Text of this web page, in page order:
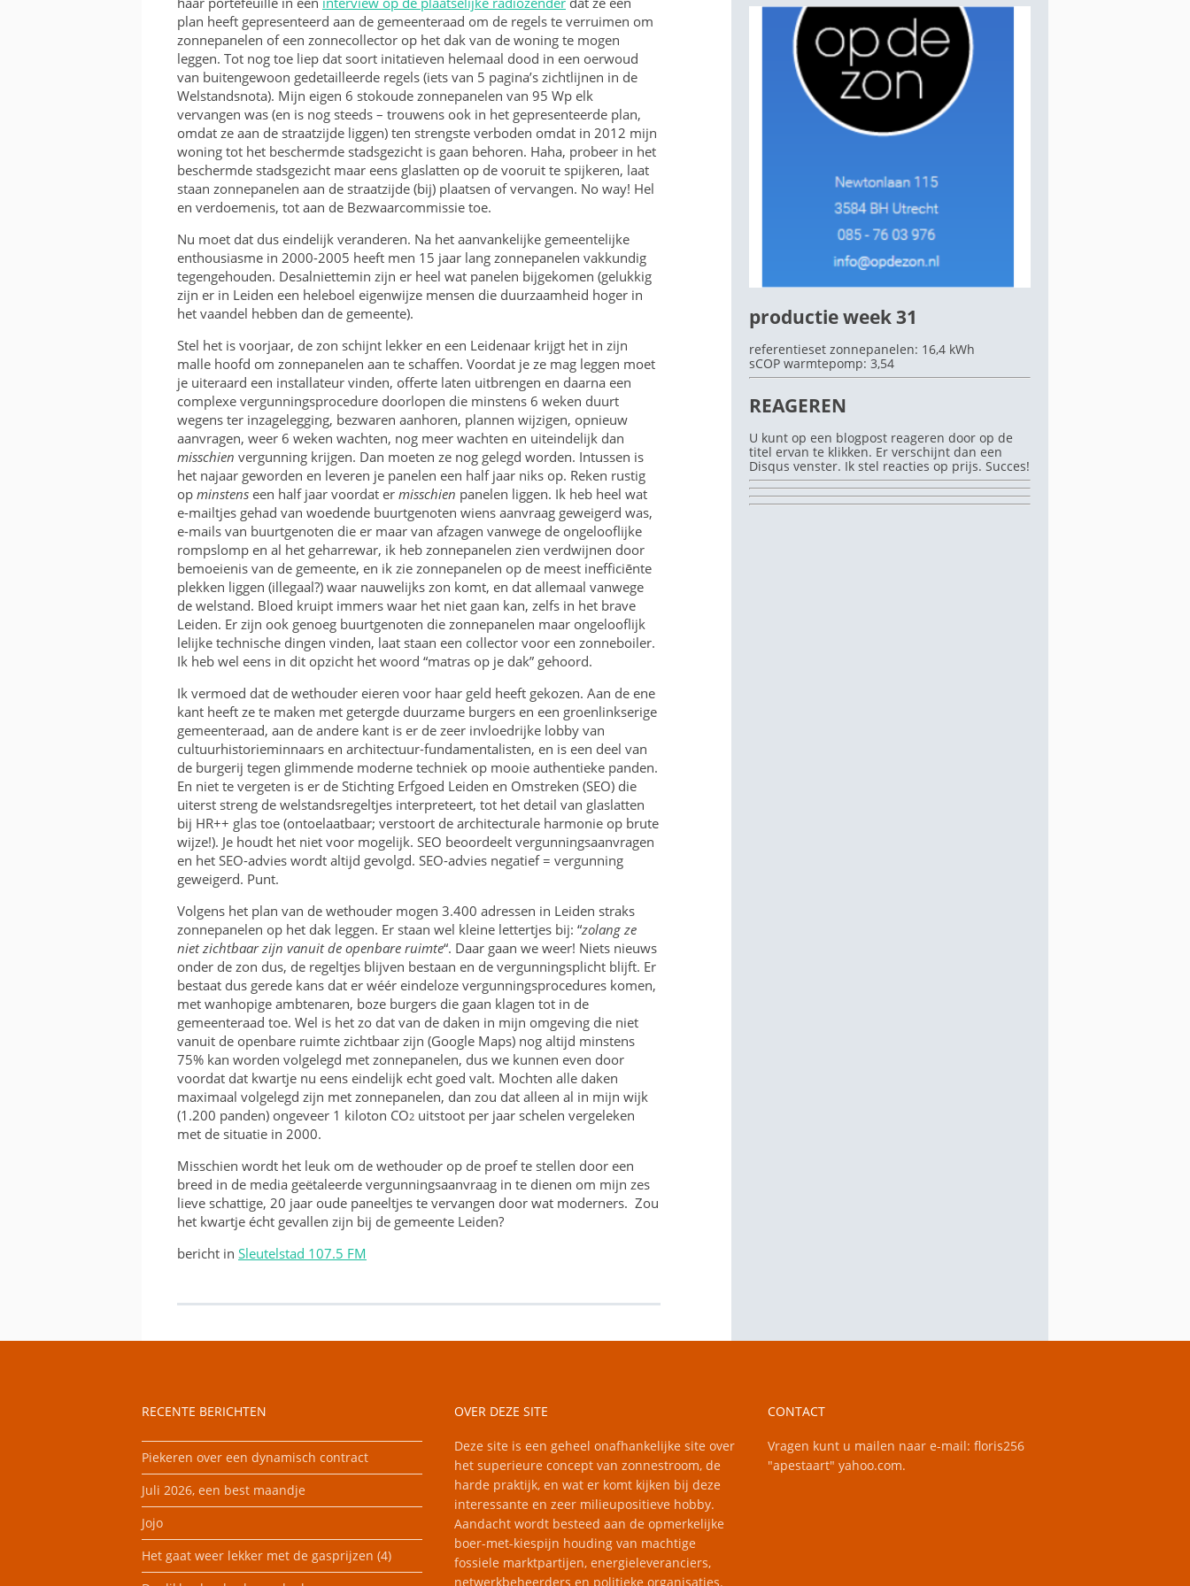
KOSTEN EN BATEN
FRAME OF BAK
RICHTING EN INVALSHOEK
TWEEDEHANDS
VERGUNNING
plan heeft gepresenteerd aan de gemeenteraad om de regels te verruimen om
zonnepanelen of een zonnecollector op het dak van de woning te mogen
leggen. Tot nog toe liep dat soort initatieven helemaal dood in een oerwoud
van buitengewoon gedetailleerde regels (iets van 5 pagina’s zichtlijnen in de
Welstandsnota). Mijn eigen 6 stokoude zonnepanelen van 95 Wp elk
vervangen was (en is nog steeds – trouwens ook in het gepresenteerde plan,
omdat ze aan de straatzijde liggen) ten strengste verboden omdat in 2012 mijn
woning tot het beschermde stadsgezicht is gaan behoren. Haha, probeer in het
beschermde stadsgezicht maar eens glaslatten op de vooruit te spijkeren, laat
staan zonnepanelen aan de straatzijde (bij) plaatsen of vervangen. No way! Hel
en verdoemenis, tot aan de Bezwaarcommissie toe.
Nu moet dat dus eindelijk veranderen. Na het aanvankelijke gemeentelijke
enthousiasme in 2000-2005 heeft men 15 jaar lang zonnepanelen vakkundig
tegengehouden. Desalniettemin zijn er heel wat panelen bijgekomen (gelukkig
zijn er in Leiden een heleboel eigenwijze mensen die duurzaamheid hoger in
het vaandel hebben dan de gemeente).
Stel het is voorjaar, de zon schijnt lekker en een Leidenaar krijgt het in zijn
malle hoofd om zonnepanelen aan te schaffen. Voordat je ze mag leggen moet
je uiteraard een installateur vinden, offerte laten uitbrengen en daarna een
complexe vergunningsprocedure doorlopen die minstens 6 weken duurt
wegens ter inzagelegging, bezwaren aanhoren, plannen wijzigen, opnieuw
aanvragen, weer 6 weken wachten, nog meer wachten en uiteindelijk dan
misschien vergunning krijgen. Dan moeten ze nog gelegd worden. Intussen is
het najaar geworden en leveren je panelen een half jaar niks op. Reken rustig
op minstens een half jaar voordat er misschien panelen liggen. Ik heb heel wat
e-mailtjes gehad van woedende buurtgenoten wiens aanvraag geweigerd was,
e-mails van buurtgenoten die er maar van afzagen vanwege de ongelooflijke
rompslomp en al het geharrewar, ik heb zonnepanelen zien verdwijnen door
bemoeienis van de gemeente, en ik zie zonnepanelen op de meest inefficiēnte
plekken liggen (illegaal?) waar nauwelijks zon komt, en dat allemaal vanwege
de welstand. Bloed kruipt immers waar het niet gaan kan, zelfs in het brave
Leiden. Er zijn ook genoeg buurtgenoten die zonnepanelen maar ongelooflijk
lelijke technische dingen vinden, laat staan een collector voor een zonneboiler.
Ik heb wel eens in dit opzicht het woord “matras op je dak” gehoord.
Ik vermoed dat de wethouder eieren voor haar geld heeft gekozen. Aan de ene
kant heeft ze te maken met getergde duurzame burgers en een groenlinkserige
gemeenteraad, aan de andere kant is er de zeer invloedrijke lobby van
cultuurhistorieminnaars en architectuur-fundamentalisten, en is een deel van
de burgerij tegen glimmende moderne techniek op mooie authentieke panden.
En niet te vergeten is er de Stichting Erfgoed Leiden en Omstreken (SEO) die
uiterst streng de welstandsregeltjes interpreteert, tot het detail van glaslatten
bij HR++ glas toe (ontoelaatbaar; verstoort de architecturale harmonie op brute
wijze!). Je houdt het niet voor mogelijk. SEO beoordeelt vergunningsaanvragen
en het SEO-advies wordt altijd gevolgd. SEO-advies negatief = vergunning
geweigerd. Punt.
Volgens het plan van de wethouder mogen 3.400 adressen in Leiden straks
zonnepanelen op het dak leggen. Er staan wel kleine lettertjes bij: “zolang ze
niet zichtbaar zijn vanuit de openbare ruimte“. Daar gaan we weer! Niets nieuws
onder de zon dus, de regeltjes blijven bestaan en de vergunningsplicht blijft. Er
bestaat dus gerede kans dat er wéér eindeloze vergunningsprocedures komen,
met wanhopige ambtenaren, boze burgers die gaan klagen tot in de
gemeenteraad toe. Wel is het zo dat van de daken in mijn omgeving die niet
vanuit de openbare ruimte zichtbaar zijn (Google Maps) nog altijd minstens
75% kan worden volgelegd met zonnepanelen, dus we kunnen even door
voordat dat kwartje nu eens eindelijk echt goed valt. Mochten alle daken
maximaal volgelegd zijn met zonnepanelen, dan zou dat alleen al in mijn wijk
(1.200 panden) ongeveer 1 kiloton CO2 uitstoot per jaar schelen vergeleken
met de situatie in 2000.
Misschien wordt het leuk om de wethouder op de proef te stellen door een
breed in de media geëtaleerde vergunningsaanvraag in te dienen om mijn zes
lieve schattige, 20 jaar oude paneeltjes te vervangen door wat moderners. Zou
het kwartje écht gevallen zijn bij de gemeente Leiden?
bericht in Sleutelstad 107.5 FM
productie week 31
referentieset zonnepanelen: 16,4 kWh
sCOP warmtepomp: 3,54
REAGEREN
U kunt op een blogpost reageren door op de
titel ervan te klikken. Er verschijnt dan een
Disqus venster. Ik stel reacties op prijs. Succes!
RECENTE BERICHTEN
Piekeren over een dynamisch contract
Juli 2026, een best maandje
Jojo
Het gaat weer lekker met de gasprijzen (4)
OVER DEZE SITE
Deze site is een geheel onafhankelijke site over
het superieure concept van zonnestroom, de
harde praktijk, en wat er komt kijken bij deze
interessante en zeer milieupositieve hobby.
Aandacht wordt besteed aan de opmerkelijke
boer-met-kiespijn houding van machtige
fossiele marktpartijen, energieleveranciers,
netwerkbeheerders en politieke organisaties.
CONTACT
Vragen kunt u mailen naar e-mail: floris256
"apestaart" yahoo.com.